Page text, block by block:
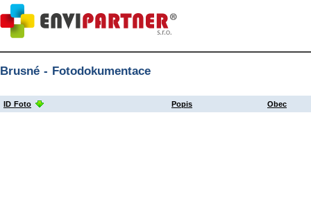
Brusné - Fotodokumentace
ID Foto Popis Obec